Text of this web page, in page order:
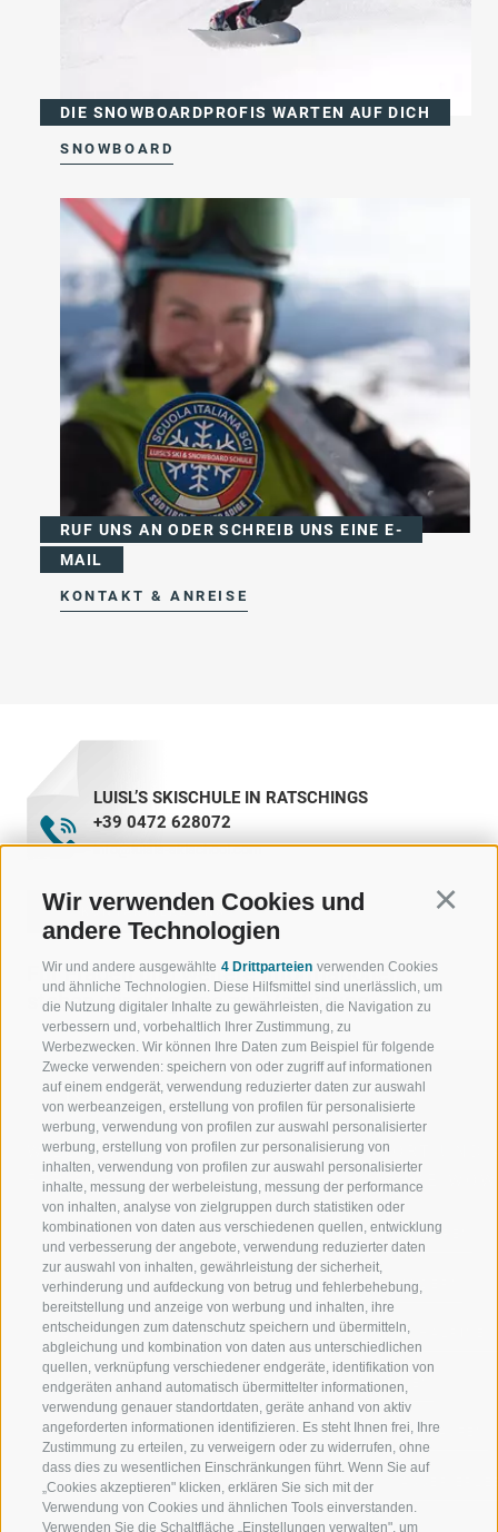
Wir verwenden Cookies und
andere Technologien
Wir und andere ausgewählte 4 Drittparteien verwenden Cookies
und ähnliche Technologien. Diese Hilfsmittel sind unerlässlich, um
die Nutzung digitaler Inhalte zu gewährleisten, die Navigation zu
verbessern und, vorbehaltlich Ihrer Zustimmung, zu
Werbezwecken. Wir können Ihre Daten zum Beispiel für folgende
Zwecke verwenden: speichern von oder zugriff auf informationen
auf einem endgerät, verwendung reduzierter daten zur auswahl
von werbeanzeigen, erstellung von profilen für personalisierte
werbung, verwendung von profilen zur auswahl personalisierter
werbung, erstellung von profilen zur personalisierung von
inhalten, verwendung von profilen zur auswahl personalisierter
inhalte, messung der werbeleistung, messung der performance
von inhalten, analyse von zielgruppen durch statistiken oder
kombinationen von daten aus verschiedenen quellen, entwicklung
und verbesserung der angebote, verwendung reduzierter daten
zur auswahl von inhalten, gewährleistung der sicherheit,
verhinderung und aufdeckung von betrug und fehlerbehebung,
bereitstellung und anzeige von werbung und inhalten, ihre
entscheidungen zum datenschutz speichern und übermitteln,
abgleichung und kombination von daten aus unterschiedlichen
quellen, verknüpfung verschiedener endgeräte, identifikation von
endgeräten anhand automatisch übermittelter informationen,
verwendung genauer standortdaten, geräte anhand von aktiv
angeforderten informationen identifizieren. Es steht Ihnen frei, Ihre
Zustimmung zu erteilen, zu verweigern oder zu widerrufen, ohne
dass dies zu wesentlichen Einschränkungen führt. Wenn Sie auf
„Cookies akzeptieren" klicken, erklären Sie sich mit der
Verwendung von Cookies und ähnlichen Tools einverstanden.
Verwenden Sie die Schaltfläche „Einstellungen verwalten", um
DIE SNOWBOARDPROFIS WARTEN AUF DICH
SNOWBOARD
RUF UNS AN ODER SCHREIB UNS EINE E-
MAIL
KONTAKT & ANREISE
LUISL’S SKISCHULE IN RATSCHINGS
+39 0472 628072
info@luisls-skischool.com
KONTAKTIERE UNS
Für Fragen und weitere Informationen
stehen wir dir gerne zur Verfügung.
WILLKOMMEN IN DER
FERIENREGION RATSCHINGS
JAUFENTAL
RATSCHINGS
RIDNAUNTAL
BERGBAHNEN
SKISCHULE RATSCHINGS
LUISL'S SKISCHULE IN RATSCHINGS
SPORT UND
MENGE
SKIFAHREN
WANDERN
HOCHALPINE
BIKEN
LANGLAUFEN